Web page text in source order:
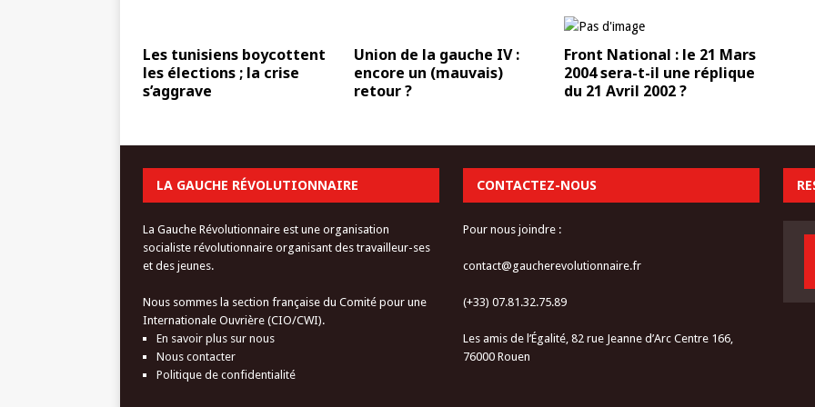
Les tunisiens boycottent
les élections ; la crise
s’aggrave
Union de la gauche IV :
encore un (mauvais)
retour ?
Front National : le 21 Mars
2004 sera-t-il une réplique
du 21 Avril 2002 ?
LA GAUCHE RÉVOLUTIONNAIRE
La Gauche Révolutionnaire est une organisation
socialiste révolutionnaire organisant des travailleur-ses
et des jeunes.
Nous sommes la section française du Comité pour une
Internationale Ouvrière (CIO/CWI).
En savoir plus sur nous
Nous contacter
Politique de confidentialité
CONTACTEZ-NOUS
Pour nous joindre :
contact@gaucherevolutionnaire.fr
(+33) 07.81.32.75.89
Les amis de l’Égalité, 82 rue Jeanne d’Arc Centre 166,
76000 Rouen